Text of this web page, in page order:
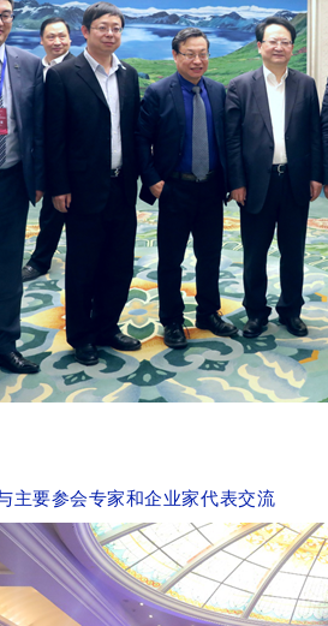
主要参会专家和企业家代表交流